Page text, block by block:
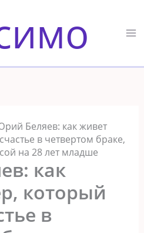
Беляев: как живет
в четвертом браке,
на 28 лет младше
как
который
в